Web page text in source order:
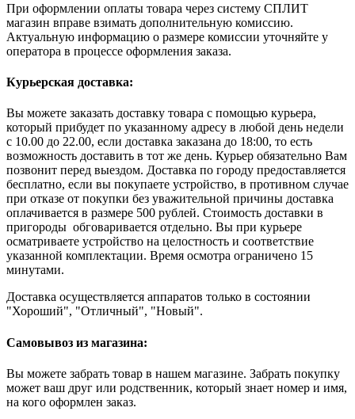
При оформлении оплаты товара через систему СПЛИТ
магазин вправе взимать дополнительную комиссию.
Актуальную информацию о размере комиссии уточняйте у
оператора в процессе оформления заказа.
Курьерская доставка:
Вы можете заказать доставку товара с помощью курьера,
который прибудет по указанному адресу в любой день недели
с 10.00 до 22.00, если доставка заказана до 18:00, то есть
возможность доставить в тот же день. Курьер обязательно Вам
позвонит перед выездом. Доставка по городу предоставляется
бесплатно, если вы покупаете устройство, в противном случае
при отказе от покупки без уважительной причины доставка
оплачивается в размере 500 рублей. Стоимость доставки в
пригороды обговаривается отдельно. Вы при курьере
осматриваете устройство на целостность и соответствие
указанной комплектации. Время осмотра ограничено 15
минутами.
Доставка осуществляется аппаратов только в состоянии
"Хороший", "Отличный", "Новый".
Самовывоз из магазина:
Вы можете забрать товар в нашем магазине. Забрать покупку
может ваш друг или родственник, который знает номер и имя,
на кого оформлен заказ.